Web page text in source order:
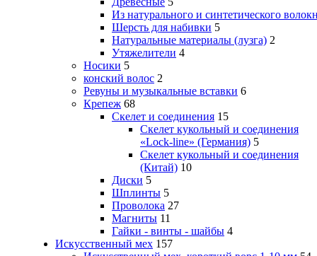
Из натурального и синтетического
Шерсть для набивки 5
Натуральные материалы (лузга) 2
Утяжелители 4
Носики 5
конский волос 2
Ревуны и музыкальные вставки 6
Крепеж 68
Скелет и соединения 15
Скелет кукольный и соединения
«Lock-line» (Германия) 5
Скелет кукольный и соединения
(Китай) 10
Диски 5
Шплинты 5
Проволока 27
Магниты 11
Гайки - винты - шайбы 4
Искусственный мех 157